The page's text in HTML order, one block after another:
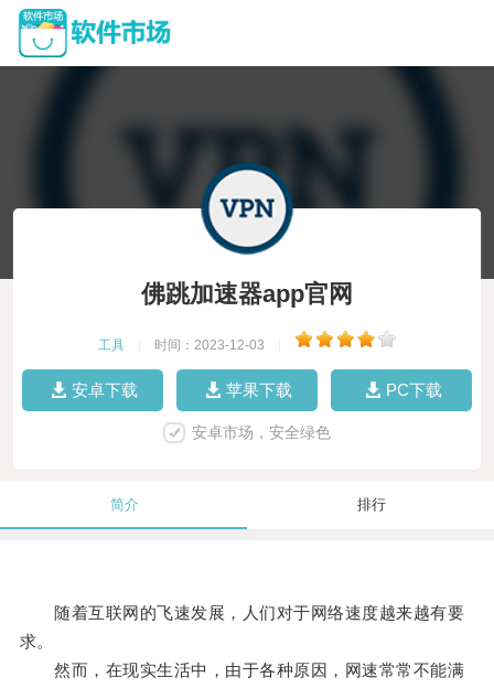
佛跳加速器app官网
工具 时间：2023-12-03
安卓下载 苹果下载 PC下载
安卓市场，安全绿色
简介 排行
随着互联网的飞速发展，人们对于网络速度越来越有要
求。
然而，在现实生活中，由于各种原因，网速常常不能满